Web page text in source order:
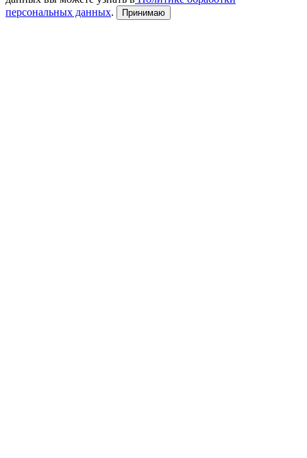
персональных данных. Принимаю